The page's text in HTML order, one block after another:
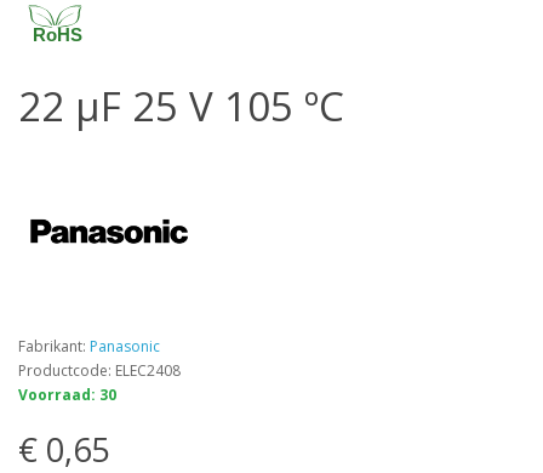
RoHS
22 µF 25 V 105 ºC
Fabrikant: Panasonic
Productcode: ELEC2408
Voorraad: 30
€ 0,65